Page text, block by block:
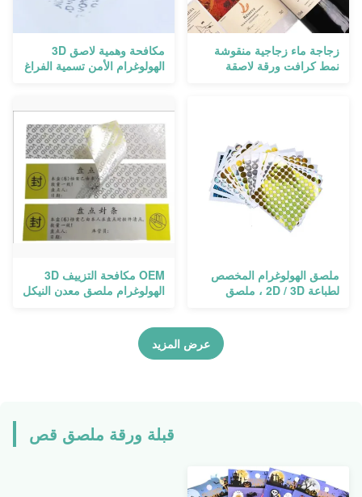
زجاجة ماء زجاجية منقوشة
نمط كرافت ورقة لاصقة
مكافحة وهمية لاصق 3D
الهولوغرام الأمن تسمية الفراغ
ملصق الهولوغرام المخصص
لطباعة 2D / 3D ، ملصق
OEM مكافحة التزييف 3D
الهولوغرام ملصق معدن النيكل
عرض المزيد
قبلة ورقة ملصق قص